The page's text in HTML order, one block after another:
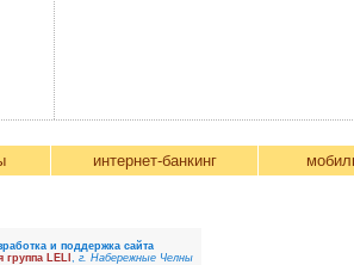
интернет-банкинг
и поддержка сайта
группа LELI , г. Набережные Челны